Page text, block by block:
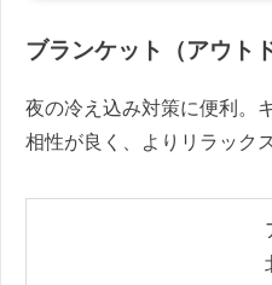
ブランケット（アウト
夜の冷え込み対策に便利。
相性が良く、よりリラック